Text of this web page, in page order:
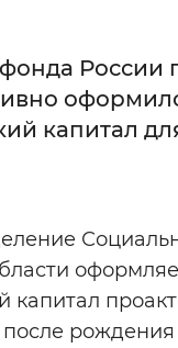
С засечками
России
капитал
капитал
после рождения